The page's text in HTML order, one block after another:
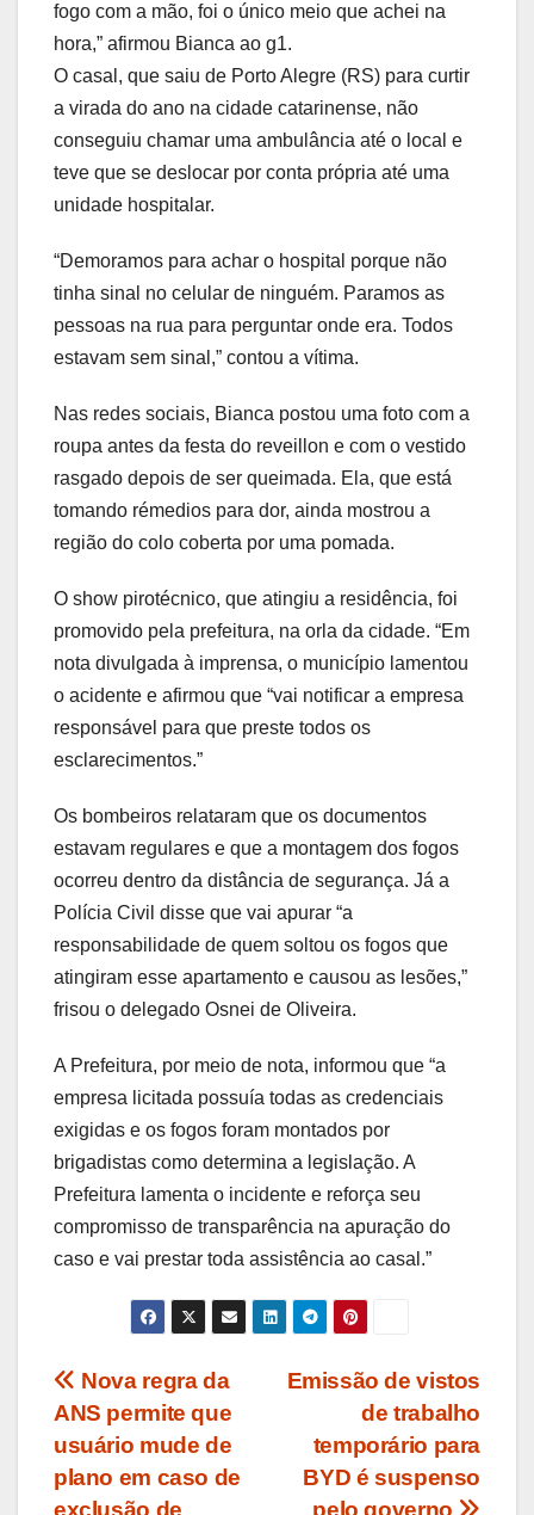
fogo com a mão, foi o único meio que achei na
hora,” afirmou Bianca ao g1.
O casal, que saiu de Porto Alegre (RS) para curtir
a virada do ano na cidade catarinense, não
conseguiu chamar uma ambulância até o local e
teve que se deslocar por conta própria até uma
unidade hospitalar.
“Demoramos para achar o hospital porque não
tinha sinal no celular de ninguém. Paramos as
pessoas na rua para perguntar onde era. Todos
estavam sem sinal,” contou a vítima.
Nas redes sociais, Bianca postou uma foto com a
roupa antes da festa do reveillon e com o vestido
rasgado depois de ser queimada. Ela, que está
tomando rémedios para dor, ainda mostrou a
região do colo coberta por uma pomada.
O show pirotécnico, que atingiu a residência, foi
promovido pela prefeitura, na orla da cidade. “Em
nota divulgada à imprensa, o município lamentou
o acidente e afirmou que “vai notificar a empresa
responsável para que preste todos os
esclarecimentos.”
Os bombeiros relataram que os documentos
estavam regulares e que a montagem dos fogos
ocorreu dentro da distância de segurança. Já a
Polícia Civil disse que vai apurar “a
responsabilidade de quem soltou os fogos que
atingiram esse apartamento e causou as lesões,”
frisou o delegado Osnei de Oliveira.
A Prefeitura, por meio de nota, informou que “a
empresa licitada possuía todas as credenciais
exigidas e os fogos foram montados por
brigadistas como determina a legislação. A
Prefeitura lamenta o incidente e reforça seu
compromisso de transparência na apuração do
caso e vai prestar toda assistência ao casal.”
Navegação
de
Post
Emissão de vistos
de trabalho
temporário para
BYD é suspenso
pelo governo
Nova regra da
ANS permite que
usuário mude de
plano em caso de
exclusão de